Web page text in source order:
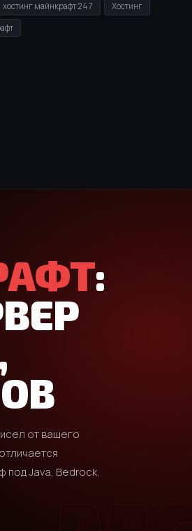
хостинг майнкрафт 24 7 Хостинг
:
от вашего
под Java, Bedrock,